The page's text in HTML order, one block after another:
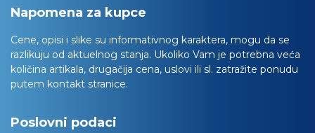
Napomena za kupce
Cene, opisi i slike su informativnog karaktera, mogu da se
razlikuju od aktuelnog stanja. Ukoliko Vam je potrebna veća
količina artikala, drugačija cena, uslovi ili sl. zatražite ponudu
putem kontakt stranice.
Poslovni podaci